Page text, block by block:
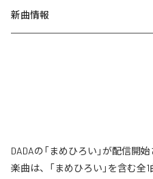
新曲情報
DADAの「まめひろい」が配信開
楽曲は、「まめひろい」を含む全1